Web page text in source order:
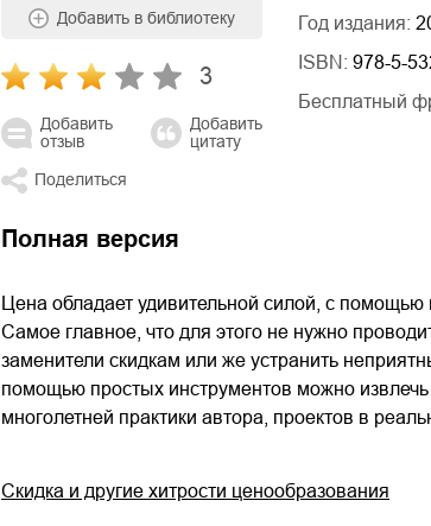
Добавить в библиотеку
3
Добавить
отзыв
Добавить
цитату
Поделиться
Год издания:
ISBN: 978-5-
Бесплатный
Полная версия
Цена обладает удивительной силой, с
Самое главное, что для этого не нужно
заменители скидкам или же устранить
помощью простых инструментов можно
многолетней практики автора, проектов в
Скидка и другие хитрости ценообразования